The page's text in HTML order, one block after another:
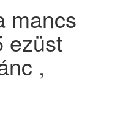
mancs
ezüst
,